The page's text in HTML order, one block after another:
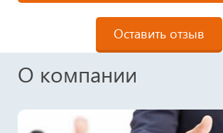
Оставить отзыв
О компании